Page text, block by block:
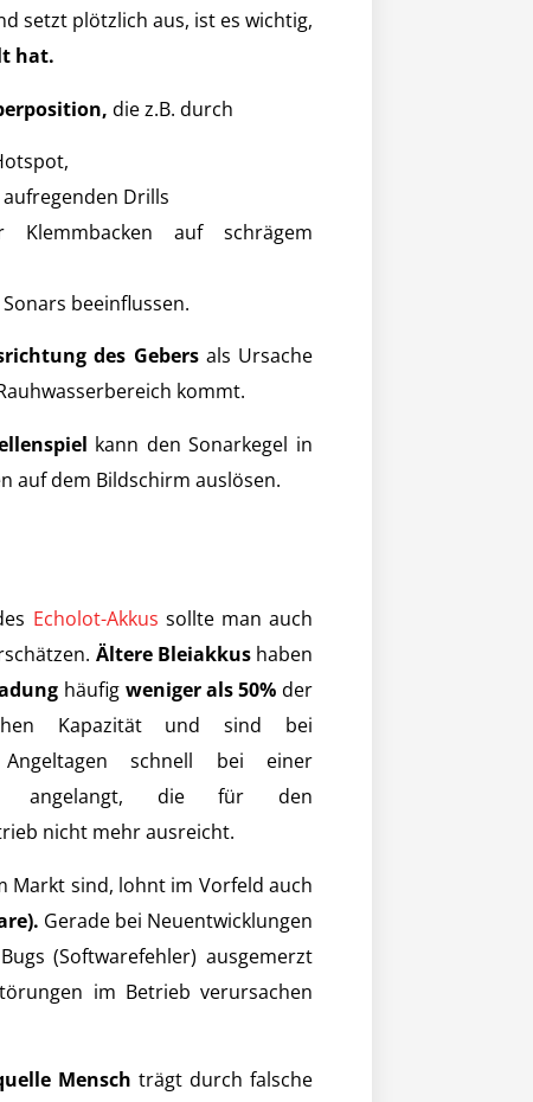
setzt plötzlich aus, ist es wichtig,
hat.
die z.B. durch
Drills
auf schrägem
beeinflussen.
des Gebersals Ursache
kommt.
kann den Sonarkegel in
auf dem Bildschirm auslösen.
Echolot-Akkus sollte man auch
Ältere Bleiakkushaben
häufig weniger als 50% der
Kapazität und sind bei
Angeltagen schnell bei einer
angelangt, die für den
nicht mehr ausreicht.
Markt sind, lohnt im Vorfeld auch
Gerade bei Neuentwicklungen
(Softwarefehler) ausgemerzt
im Betrieb verursachen
Mensch trägt durch falsche